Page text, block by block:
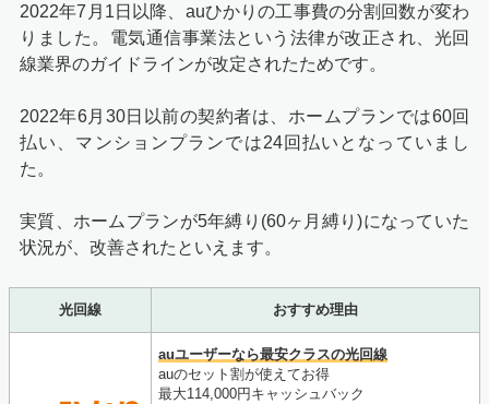
2022年7月1日以降、auひかりの工事費の分割回数が変わ
りました。電気通信事業法という法律が改正され、光回
線業界のガイドラインが改定されたためです。
2022年6月30日以前の契約者は、ホームプランでは60回
払い、マンションプランでは24回払いとなっていまし
た。
実質、ホームプランが5年縛り(60ヶ月縛り)になっていた
状況が、改善されたといえます。
光回線 おすすめ理由
auユーザーなら最安クラスの光回線
auのセット割が使えてお得
最大114,000円キャッシュバック